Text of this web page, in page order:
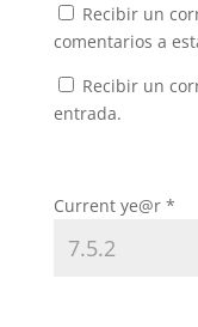
Recibir un
comentarios a
Recibir un
entrada.
Current ye@r *